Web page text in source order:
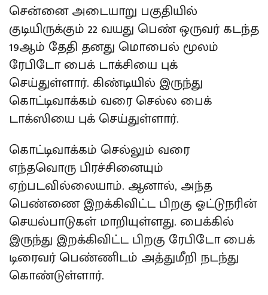
சென்னை அடையாறு பகுதியில்
குடியிருக்கும் 22 வயது பெண் ஒருவர் கடந்த
19ஆம் தேதி தனது மொபைல் மூலம்
ரேபிடோ பைக் டாக்சியை புக்
செய்துள்ளார். கிண்டியில் இருந்து
கொட்டிவாக்கம் வரை செல்ல பைக்
டாக்ஸியை புக் செய்துள்ளார்.
கொட்டிவாக்கம் செல்லும் வரை
எந்தவொரு பிரச்சினையும்
ஏற்படவில்லையாம். ஆனால், அந்த
பெண்ணை இறக்கிவிட்ட பிறகு ஓட்டுநரின்
செயல்பாடுகள் மாறியுள்ளது. பைக்கில்
இருந்து இறக்கிவிட்ட பிறகு ரேபிடோ பைக்
டிரைவர் பெண்ணிடம் அத்துமீறி நடந்து
கொண்டுள்ளார்.